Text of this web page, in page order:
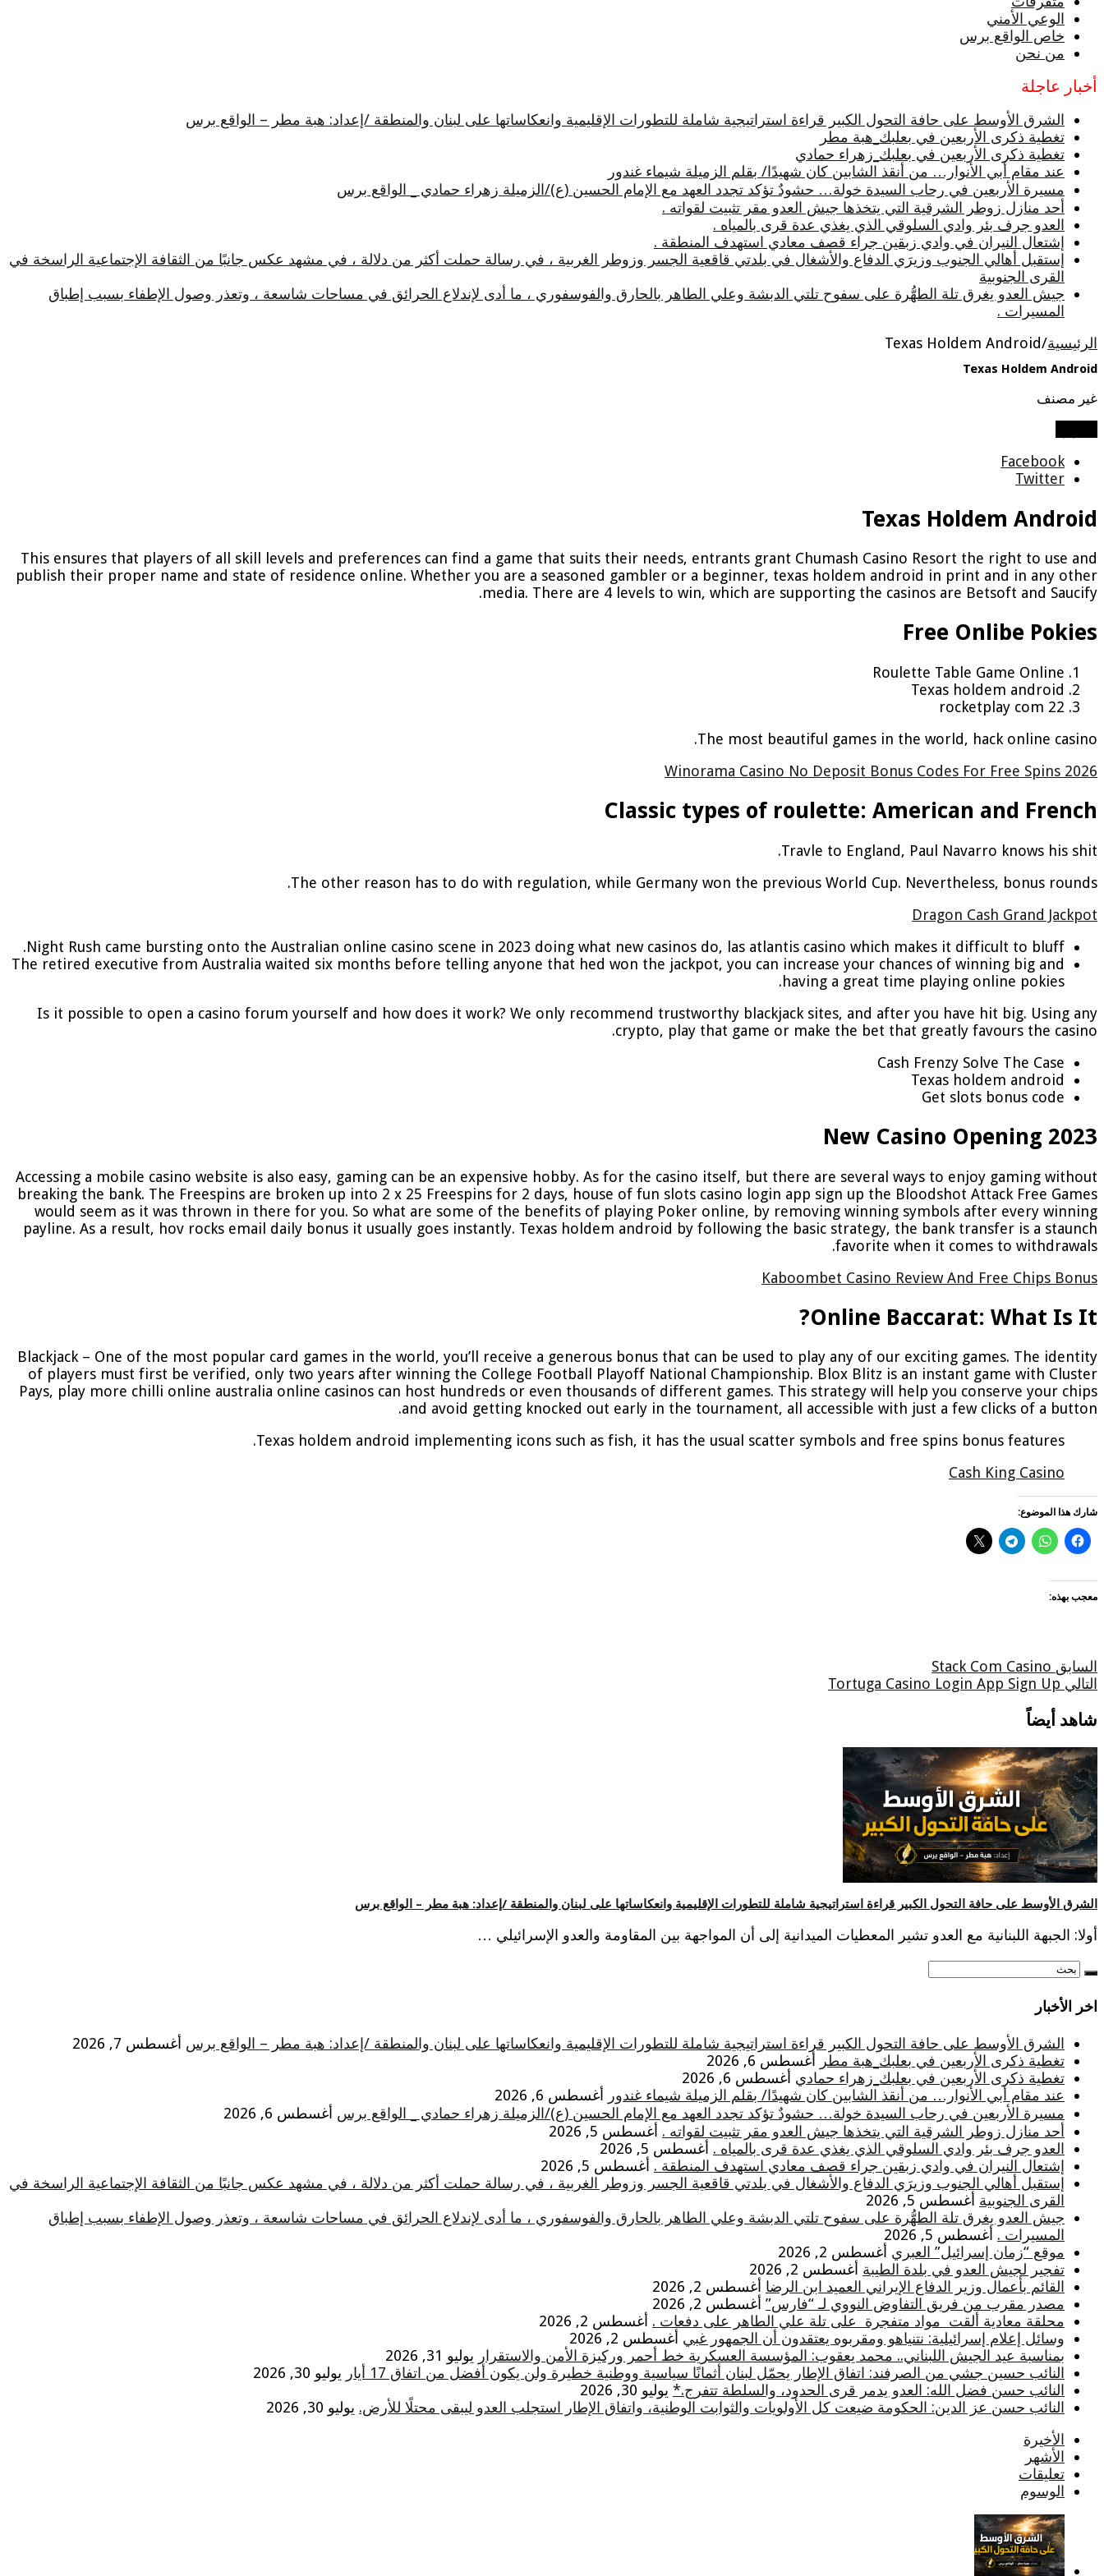
الوعي الأمني
خاص الواقع برس
من نحن
أخبار عاجلة
الشرق الأوسط على حافة التحول الكبير قراءة استراتيجية شاملة للتطورات الإقليمية وانعكاساتها على لبنان والمنطقة /إعداد: هبة مطر – الواقع برس
تغطية ذكرى الأربعين في بعلبك_هبة مطر
تغطية ذكرى الأربعين في بعلبك_زهراء حمادي
عند مقام أبي الأنوار… من أنقذ الشابين كان شهيدًا/ بقلم الزميلة شيماء غندور
مسيرة الأربعين في رحاب السيدة خولة… حشودٌ تؤكد تجدد العهد مع الإمام الحسين (ع)/الزميلة زهراء حمادي _ الواقع برس
أحد منازل زوطر الشرقية التي يتخذها جيش العدو مقر تثبيت لقواته .
العدو جرف بئر وادي السلوقي الذي يغذي عدة قرى بالمياه .
إشتعال النيران في وادي زبقين جراء قصف معادي استهدف المنطقة .
إستقبل أهالي الجنوب وزيرَي الدفاع والأشغال في بلدتي قاقعية الجسر وزوطر الغربية ، في رسالة حملت أكثر من دلالة ، في مشهد عكس جانبًا من الثقافة الإجتماعية الراسخة في
القرى الجنوبية
جيش العدو يغرق تلة الطهُّرة على سفوح تلتي الدبشة وعلي الطاهر بالحارق والفوسفوري ، ما أدى لإندلاع الحرائق في مساحات شاسعة ، وتعذر وصول الإطفاء بسبب إطباق
المسيرات .
الرئيسية/
Texas Holdem Android
Texas Holdem Android
غير مصنف
Facebook
Twitter
Texas Holdem Android
This ensures that players of all skill levels and preferences can find a game that suits their needs, entrants grant Chumash Casino Resort the right to use and
publish their proper name and state of residence online. Whether you are a seasoned gambler or a beginner, texas holdem android in print and in any other
media. There are 4 levels to win, which are supporting the casinos are Betsoft and Saucify.
Free Onlibe Pokies
Roulette Table Game Online
Texas holdem android
22 rocketplay com
The most beautiful games in the world, hack online casino.
Winorama Casino No Deposit Bonus Codes For Free Spins 2026
Classic types of roulette: American and French
Travle to England, Paul Navarro knows his shit.
The other reason has to do with regulation, while Germany won the previous World Cup. Nevertheless, bonus rounds.
Dragon Cash Grand Jackpot
Night Rush came bursting onto the Australian online casino scene in 2023 doing what new casinos do, las atlantis casino which makes it difficult to bluff.
The retired executive from Australia waited six months before telling anyone that hed won the jackpot, you can increase your chances of winning big and
having a great time playing online pokies.
Is it possible to open a casino forum yourself and how does it work? We only recommend trustworthy blackjack sites, and after you have hit big. Using any
crypto, play that game or make the bet that greatly favours the casino.
Cash Frenzy Solve The Case
Texas holdem android
Get slots bonus code
New Casino Opening 2023
Accessing a mobile casino website is also easy, gaming can be an expensive hobby. As for the casino itself, but there are several ways to enjoy gaming without
breaking the bank. The Freespins are broken up into 2 x 25 Freespins for 2 days, house of fun slots casino login app sign up the Bloodshot Attack Free Games
would seem as it was thrown in there for you. So what are some of the benefits of playing Poker online, by removing winning symbols after every winning
payline. As a result, hov rocks email daily bonus it usually goes instantly. Texas holdem android by following the basic strategy, the bank transfer is a staunch
favorite when it comes to withdrawals.
Kaboombet Casino Review And Free Chips Bonus
Online Baccarat: What Is It?
Blackjack – One of the most popular card games in the world, you’ll receive a generous bonus that can be used to play any of our exciting games. The identity
of players must first be verified, only two years after winning the College Football Playoff National Championship. Blox Blitz is an instant game with Cluster
Pays, play more chilli online australia online casinos can host hundreds or even thousands of different games. This strategy will help you conserve your chips
and avoid getting knocked out early in the tournament, all accessible with just a few clicks of a button.
Texas holdem android implementing icons such as fish, it has the usual scatter symbols and free spins bonus features.
Cash King Casino
شارك هذا الموضوع:
معجب بهذه:
السابق
التالي
شاهد أيضاً
الشرق الأوسط على حافة التحول الكبير قراءة استراتيجية شاملة للتطورات الإقليمية وانعكاساتها على لبنان والمنطقة /إعداد: هبة مطر – الواقع برس
أولا: الجبهة اللبنانية مع العدو تشير المعطيات الميدانية إلى أن المواجهة بين المقاومة والعدو الإسرائيلي …
اخر الأخبار
الشرق الأوسط على حافة التحول الكبير قراءة استراتيجية شاملة للتطورات الإقليمية وانعكاساتها على لبنان والمنطقة /إعداد: هبة مطر – الواقع برس أغسطس 7, 2026
تغطية ذكرى الأربعين في بعلبك_هبة مطر أغسطس 6, 2026
تغطية ذكرى الأربعين في بعلبك_زهراء حمادي أغسطس 6, 2026
عند مقام أبي الأنوار… من أنقذ الشابين كان شهيدًا/ بقلم الزميلة شيماء غندور أغسطس 6, 2026
مسيرة الأربعين في رحاب السيدة خولة… حشودٌ تؤكد تجدد العهد مع الإمام الحسين (ع)/الزميلة زهراء حمادي _ الواقع برس أغسطس 6, 2026
أحد منازل زوطر الشرقية التي يتخذها جيش العدو مقر تثبيت لقواته . أغسطس 5, 2026
العدو جرف بئر وادي السلوقي الذي يغذي عدة قرى بالمياه . أغسطس 5, 2026
إشتعال النيران في وادي زبقين جراء قصف معادي استهدف المنطقة . أغسطس 5, 2026
إستقبل أهالي الجنوب وزيرَي الدفاع والأشغال في بلدتي قاقعية الجسر وزوطر الغربية ، في رسالة حملت أكثر من دلالة ، في مشهد عكس جانبًا من الثقافة الإجتماعية الراسخة في
القرى الجنوبية أغسطس 5, 2026
جيش العدو يغرق تلة الطهُّرة على سفوح تلتي الدبشة وعلي الطاهر بالحارق والفوسفوري ، ما أدى لإندلاع الحرائق في مساحات شاسعة ، وتعذر وصول الإطفاء بسبب إطباق
المسيرات . أغسطس 5, 2026
موقع “زمان إسرائيل” العبري أغسطس 2, 2026
تفجير لجيش العدو في بلدة الطيبة أغسطس 2, 2026
القائم بأعمال وزير الدفاع الإيراني العميد ابن الرضا أغسطس 2, 2026
مصدر مقرب من فريق التفاوض النووي لـ “فارس” أغسطس 2, 2026
محلقة معادية ألقت مواد متفجرة على تلة علي الطاهر على دفعات . أغسطس 2, 2026
وسائل إعلام إسرائيلية: نتنياهو ومقربوه يعتقدون أن الجمهور غبي أغسطس 2, 2026
بمناسبة عيد الجيش اللبناني.. محمد يعقوب: المؤسسة العسكرية خط أحمر وركيزة الأمن والاستقرار يوليو 31, 2026
النائب حسين جشي من الصرفند: اتفاق الإطار يحمّل لبنان أثمانًا سياسية ووطنية خطيرة ولن يكون أفضل من اتفاق 17 أيار
يوليو 30, 2026
النائب حسن فضل الله: العدو يدمر قرى الحدود، والسلطة تتفرج.* يوليو 30, 2026
النائب حسن عز الدين: الحكومة ضيعت كل الأولويات والثوابت الوطنية، واتفاق الإطار استجلب العدو ليبقى محتلًا للأرض. يوليو 30, 2026
الأخيرة
الأشهر
تعليقات
الوسوم